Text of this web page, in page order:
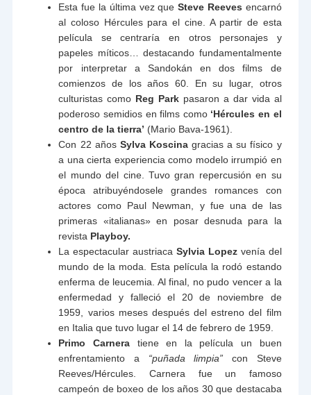
Esta fue la última vez queSteve Reeves encarnó
al coloso Hércules para el cine. A partir de esta
película se centraría en otros personajes y
papeles míticos… destacando fundamentalmente
por interpretar a Sandokán en dos films de
comienzos de los años 60. En su lugar, otros
culturistas como Reg Park pasaron a dar vida al
poderoso semidios en films como ‘Hércules en el
centro de la tierra’ (Mario Bava-1961).
Con 22 años Sylva Koscinagracias a su físico y
a una cierta experiencia como modelo irrumpió en
el mundo del cine. Tuvo gran repercusión en su
época atribuyéndosele grandes romances con
actores como Paul Newman, y fue una de las
primeras «italianas» en posar desnuda para la
revista Playboy.
La espectacular austriaca Sylvia Lopezvenía del
mundo de la moda. Esta película la rodó estando
enferma de leucemia. Al final, no pudo vencer a la
enfermedad y falleció el 20 de noviembre de
1959, varios meses después del estreno del film
en Italia que tuvo lugar el 14 de febrero de 1959.
Primo Carnera tiene en la película un buen
enfrentamiento a “puñada limpia” con Steve
Reeves/Hércules. Carnera fue un famoso
campeón de boxeo de los años 30 que destacaba